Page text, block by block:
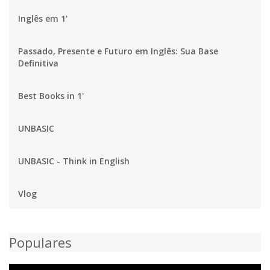
Inglês em 1'
Passado, Presente e Futuro em Inglês: Sua Base
Definitiva
Best Books in 1'
UNBASIC
UNBASIC - Think in English
Vlog
Populares